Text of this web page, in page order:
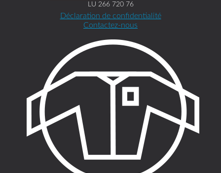
LU 266 720 76
Déclaration de confidentialité
Contactez-nous